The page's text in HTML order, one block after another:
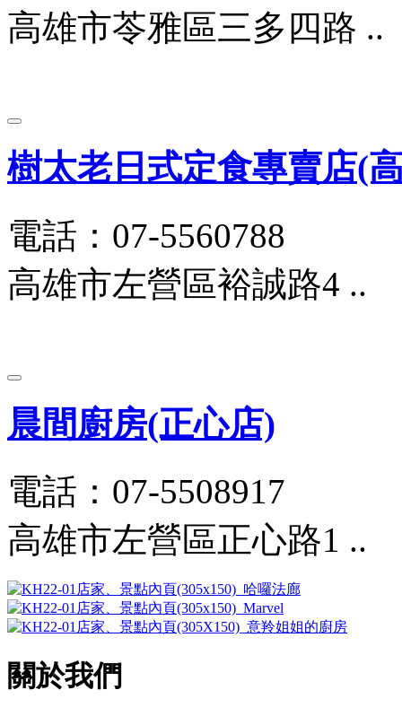
高雄市苓雅區三多四路 ..
樹太老日式定食專賣店(
電話：07-5560788
高雄市左營區裕誠路4 ..
晨間廚房(正心店)
電話：07-5508917
高雄市左營區正心路1 ..
關於我們